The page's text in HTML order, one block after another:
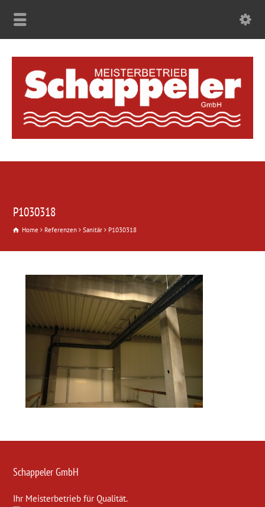
P1030318
Home Referenzen Sanitär P1030318
Schappeler GmbH
Ihr Meisterbetrieb für Qualität.